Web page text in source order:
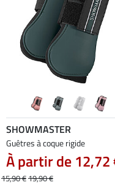
SHOWMASTER
Guêtres à coque rigide
À partir de 12,72
15,90 €19,90 €